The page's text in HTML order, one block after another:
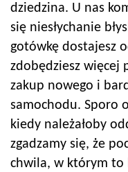
dziedzina. U nas
się niesłychanie
gotówkę dostajesz
zdobędziesz więcej
zakup nowego i
samochodu. Sporo
kiedy należałoby
zgadzamy się, że
chwila, w którym to